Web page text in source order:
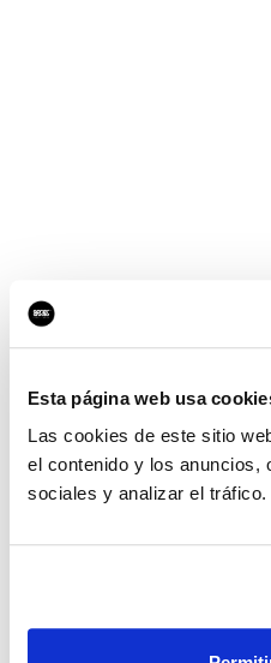
Esta página web usa
Las cookies de este sitio
el contenido y los anuncios,
sociales y analizar el